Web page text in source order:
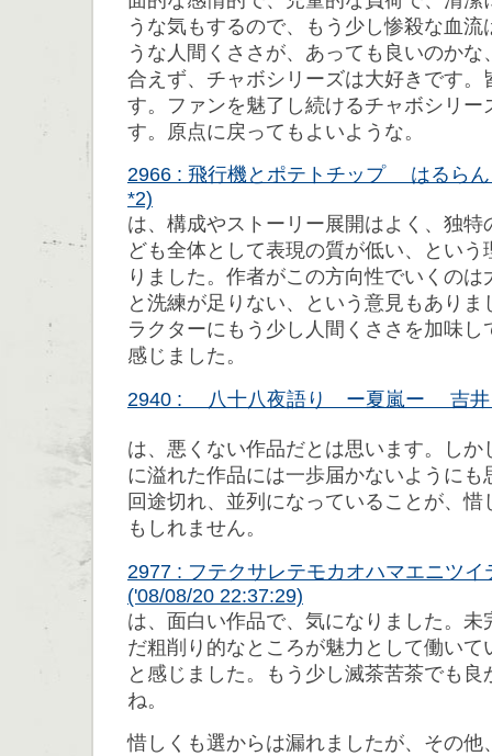
うな気もするので、もう少し惨殺な血
うな人間くささが、あっても良いのか
合えず、チャボシリーズは大好きです。
す。ファンを魅了し続けるチャボシリー
す。原点に戻ってもよいような。
2966 : 飛行機とポテトチップ はるら
*2)
は、構成やストーリー展開はよく、独特
ども全体として表現の質が低い、とい
りました。作者がこの方向性でいくの
と洗練が足りない、という意見もあり
ラクターにもう少し人間くささを加味
感じました。
2940 : 八十八夜語り ー夏嵐ー 吉井
は、悪くない作品だとは思います。しか
に溢れた作品には一歩届かないようにも
回途切れ、並列になっていることが、
もしれません。
2977 : フテクサレテモカオハマエニ
('08/08/20 22:37:29)
は、面白い作品で、気になりました。未
だ粗削り的なところが魅力として働いて
と感じました。もう少し滅茶苦茶でも
ね。
惜しくも選からは漏れましたが、その他